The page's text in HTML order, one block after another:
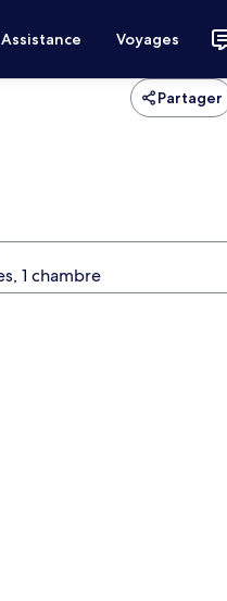
Assistance Voyages
Partager